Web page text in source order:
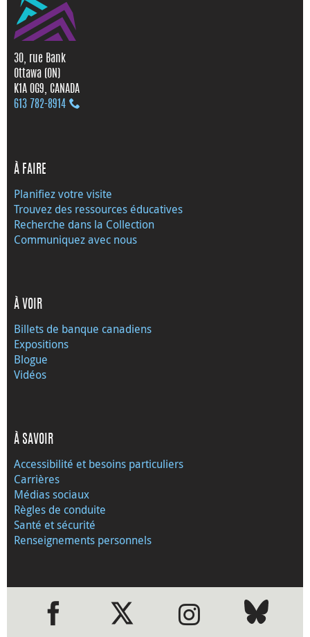
30, rue Bank
Ottawa (ON)
K1A 0G9, CANADA
613 782‑8914
À FAIRE
Planifiez votre visite
Trouvez des ressources éducatives
Recherche dans la Collection
Communiquez avec nous
À VOIR
Billets de banque canadiens
Expositions
Blogue
Vidéos
À SAVOIR
Accessibilité et besoins particuliers
Carrières
Médias sociaux
Règles de conduite
Santé et sécurité
Renseignements personnels